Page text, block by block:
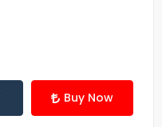
Buy Now